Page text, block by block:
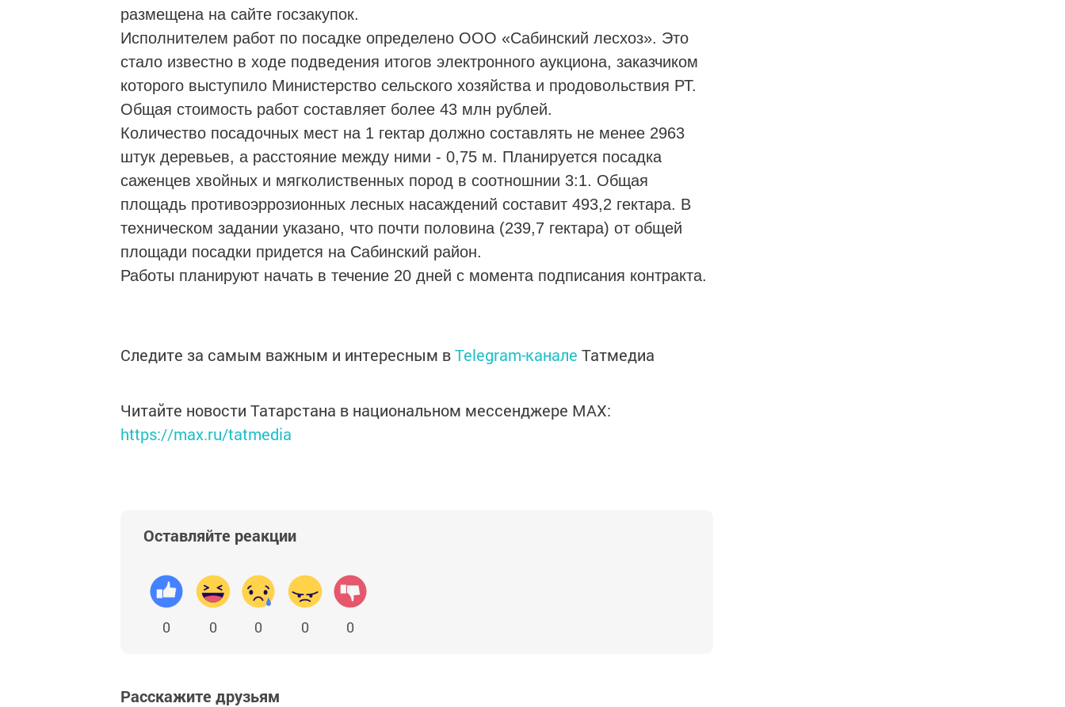
размещена на сайте госзакупок.
Исполнителем работ по посадке определено ООО «Сабинский лесхоз». Это
стало известно в ходе подведения итогов электронного аукциона, заказчиком
которого выступило Министерство сельского хозяйства и продовольствия РТ.
Общая стоимость работ составляет более 43 млн рублей.
Количество посадочных мест на 1 гектар должно составлять не менее 2963
штук деревьев, а расстояние между ними - 0,75 м. Планируется посадка
саженцев хвойных и мягколиственных пород в соотношнии 3:1. Общая
площадь противоэррозионных лесных насаждений составит 493,2 гектара. В
техническом задании указано, что почти половина (239,7 гектара) от общей
площади посадки придется на Сабинский район.
Работы планируют начать в течение 20 дней с момента подписания контракта.
Следите за самым важным и интересным вTelegram-канале Татмедиа
Читайте новости Татарстана в национальном мессенджере MАХ:
https://max.ru/tatmedia
Оставляйте реакции
0 0 0 0 0
Расскажите друзьям